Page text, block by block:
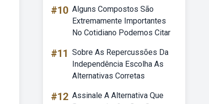
#10 Alguns Compostos São
Extremamente Importantes
No Cotidiano Podemos Citar
#11 Sobre As Repercussões Da
Independência Escolha As
Alternativas Corretas
#12 Assinale A Alternativa Que